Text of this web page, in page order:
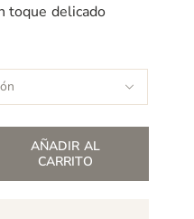
toque delicado

AÑADIR AL
CARRITO